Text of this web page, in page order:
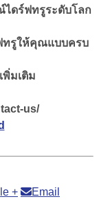
ดร์ฟทรูระดับโลก
ทรูให้คุณแบบครบ
มเติม
us/
+ Email